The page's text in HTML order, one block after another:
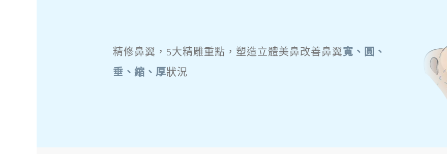
精修鼻翼，5大精雕重點，塑造立體美鼻改善鼻翼寬、圓、
垂、縮、厚狀況